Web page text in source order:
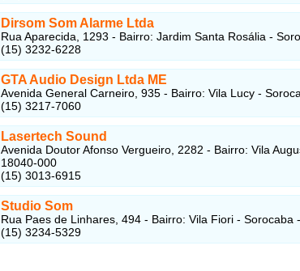
Dirsom Som Alarme Ltda
Rua Aparecida, 1293 - Bairro: Jardim Santa Rosália -
(15) 3232-6228
GTA Audio Design Ltda ME
Avenida General Carneiro, 935 - Bairro: Vila Lucy -
(15) 3217-7060
Lasertech Sound
Avenida Doutor Afonso Vergueiro, 2282 - Bairro: Vila
18040-000
(15) 3013-6915
Studio Som
Rua Paes de Linhares, 494 - Bairro: Vila Fiori - Sorocaba
(15) 3234-5329